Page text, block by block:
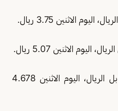
اليوم الاثنين 3.75 ريال.
اليوم الاثنين 5.07 ريال.
سعر الفرنك السويسري مقابل الريال، اليوم الاثنين 4.678